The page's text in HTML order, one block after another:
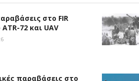
στο FIR
72 και UAV
παραβάσεις στο